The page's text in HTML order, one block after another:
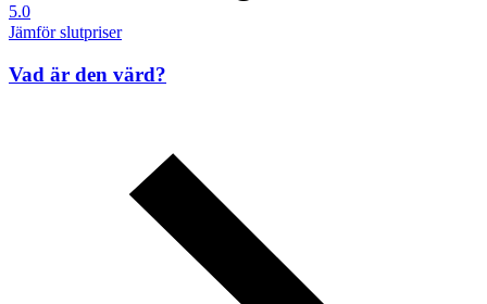
5.0
Jämför slutpriser
Vad är den värd?